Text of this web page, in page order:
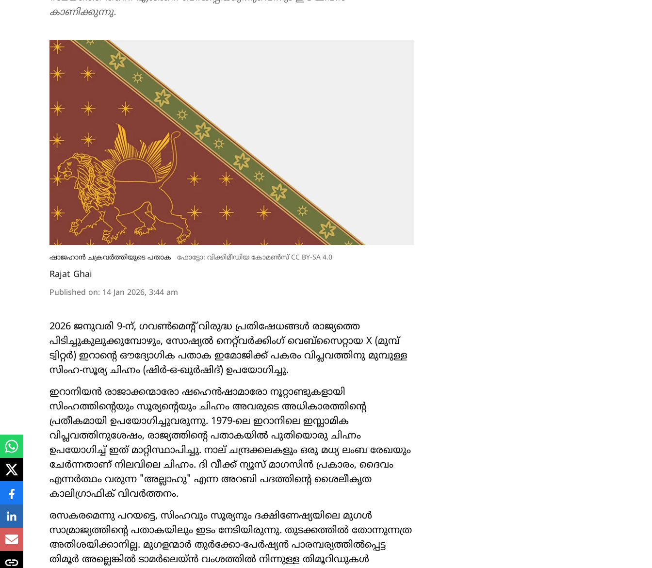
കാണിക്കുന്നു.
ഷാജഹാൻ ചക്രവർത്തിയുടെ പതാക ഫോട്ടോ: വിക്കിമീഡിയ കോമൺസ് CC BY-SA 4.0
Rajat Ghai
Published on: 14 Jan 2026, 3:44 am
2026 ജനുവരി 9-ന്, ഗവൺമെന്റ് വിരുദ്ധ പ്രതിഷേധങ്ങൾ രാജ്യത്തെ
പിടിച്ചുകുലുക്കുമ്പോഴും, സോഷ്യൽ നെറ്റ്‌വർക്കിംഗ് വെബ്‌സൈറ്റായ X (മുമ്പ്
ട്വിറ്റർ) ഇറാന്റെ ഔദ്യോഗിക പതാക ഇമോജിക്ക് പകരം വിപ്ലവത്തിനു മുമ്പുള്ള
സിംഹ-സൂര്യ ചിഹ്നം (ഷിർ-ഒ-ഖുർഷിദ്) ഉപയോഗിച്ചു.
ഇറാനിയൻ രാജാക്കന്മാരോ ഷഹെൻഷാമാരോ നൂറ്റാണ്ടുകളായി
സിംഹത്തിന്റെയും സൂര്യന്റെയും ചിഹ്നം അവരുടെ അധികാരത്തിന്റെ
പ്രതീകമായി ഉപയോഗിച്ചുവരുന്നു. 1979-ലെ ഇറാനിലെ ഇസ്ലാമിക
വിപ്ലവത്തിനുശേഷം, രാജ്യത്തിന്റെ പതാകയിൽ പുതിയൊരു ചിഹ്നം
ഉപയോഗിച്ച് ഇത് മാറ്റിസ്ഥാപിച്ചു. നാല് ചന്ദ്രക്കലകളും ഒരു മധ്യ ലംബ രേഖയും
ചേർന്നതാണ് നിലവിലെ ചിഹ്നം. ദി വീക്ക് ന്യൂസ് മാഗസിൻ പ്രകാരം, ദൈവം
എന്നർത്ഥം വരുന്ന "അല്ലാഹു" എന്ന അറബി പദത്തിന്റെ ശൈലീകൃത
കാലിഗ്രാഫിക് വിവർത്തനം.
രസകരമെന്നു പറയട്ടെ, സിംഹവും സൂര്യനും ദക്ഷിണേഷ്യയിലെ മുഗൾ
സാമ്രാജ്യത്തിന്റെ പതാകയിലും ഇടം നേടിയിരുന്നു. തുടക്കത്തിൽ തോന്നുന്നത്ര
അതിശയിക്കാനില്ല. മുഗളന്മാർ തുർക്കോ-പേർഷ്യൻ പാരമ്പര്യത്തിൽപ്പെട്ട
തിമൂർ അല്ലെങ്കിൽ ടാമർലെയ്ൻ വംശത്തിൽ നിന്നുള്ള തിമൂറിഡുകൾ